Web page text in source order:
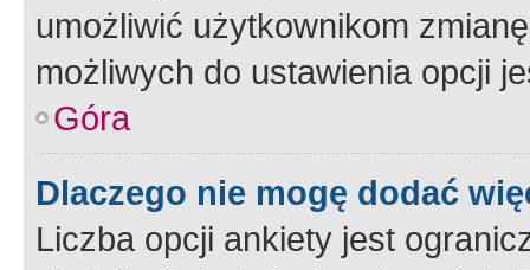
umożliwić użytkownikom
możliwych do ustawienia opcji
Góra
Dlaczego nie mogę dodać
Liczba opcji ankiety jest